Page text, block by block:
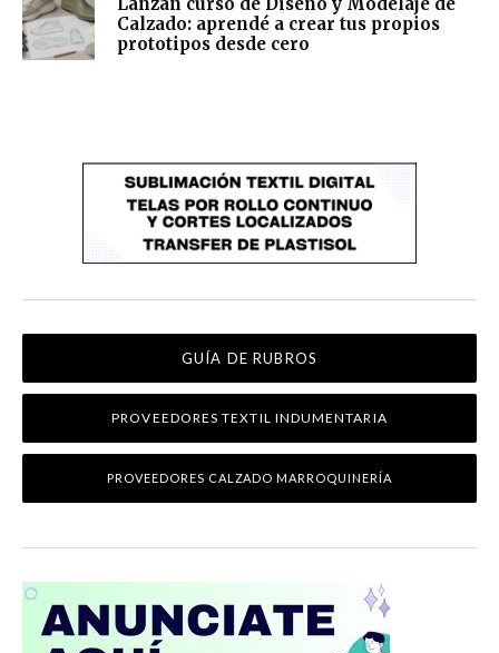
Calzado: aprendé a crear tus propios
prototipos desde cero
GUÍA DE RUBROS
PROVEEDORES TEXTIL INDUMENTARIA
PROVEEDORES CALZADO MARROQUINERÍA